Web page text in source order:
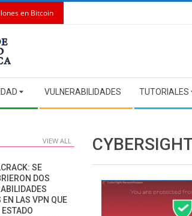
en Bitcoin
VULNERABILIDADES TUTORIALES
VIEW ALL
SE
DOS
EN LAS VPN QUE